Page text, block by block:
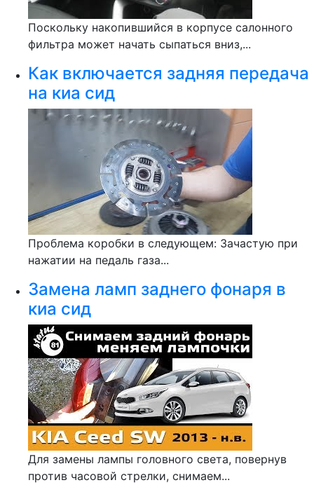
Поскольку накопившийся в корпусе салонного
фильтра может начать сыпаться вниз,...
Как включается задняя передача
на киа сид
Проблема коробки в следующем: Зачастую при
нажатии на педаль газа...
Замена ламп заднего фонаря в
киа сид
Для замены лампы головного света, повернув
против часовой стрелки, снимаем...